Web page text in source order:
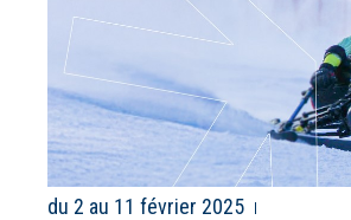
du 2 au 11 février 2025